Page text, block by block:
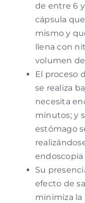
de entre 6
cápsula
mismo y
llena con
volumen
El proceso
se realiza
necesita
minutos; y
estómago
endoscopia
Su
efecto de
minimiza la